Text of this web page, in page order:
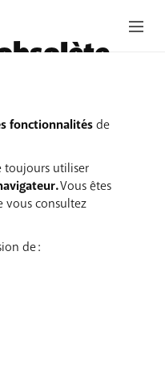
fonctionnalités de
toujours utiliser
Vous êtes
vous consultez
de :